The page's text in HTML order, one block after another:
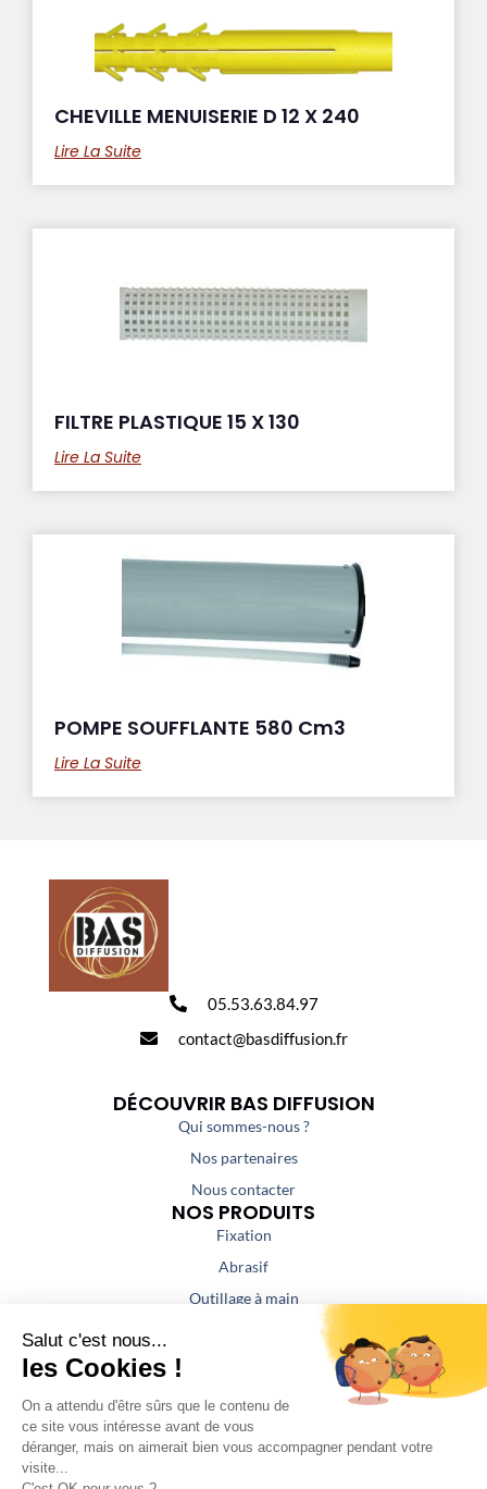
CHEVILLE MENUISERIE D 12 X 240
Lire La Suite
FILTRE PLASTIQUE 15 X 130
Lire La Suite
POMPE SOUFFLANTE 580 Cm3
Lire La Suite
05.53.63.84.97
contact@basdiffusion.fr
DÉCOUVRIR BAS DIFFUSION
Qui sommes-nous ?
Nos partenaires
Nous contacter
NOS PRODUITS
Fixation
Abrasif
Outillage à main
NOS PRESTATIONS
Aspiration / Air comprimé